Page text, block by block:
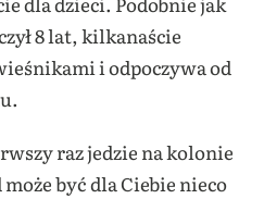
8 lat, kilkanaście
i odpoczywa od
raz jedzie na kolonie
być dla Ciebie nieco